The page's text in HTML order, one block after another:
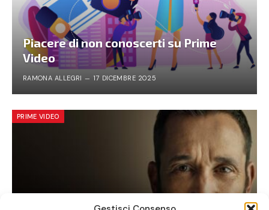
Piacere di non conoscerti su Prime
Video
RAMONA ALLEGRI 17 DICEMBRE 2025
PRIME VIDEO